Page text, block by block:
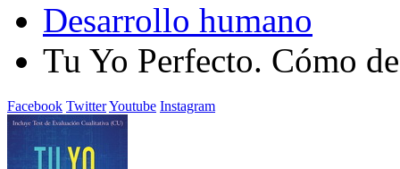
Desarrollo humano
Tu Yo Perfecto. Cómo
Facebook TwitterYoutube Instagram